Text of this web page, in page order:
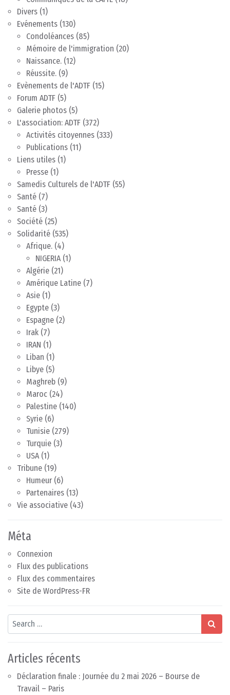
Divers (1)
Evénements (130)
Condoléances (85)
Mémoire de l'immigration (20)
Naissance. (12)
Réussite. (9)
Evènements de l'ADTF (15)
Forum ADTF (5)
Galerie photos (5)
L'association: ADTF (372)
Activités citoyennes (333)
Publications (11)
Liens utiles (1)
Presse (1)
Samedis Culturels de l'ADTF (55)
Santé (7)
Santé (3)
Société (25)
Solidarité (535)
Afrique. (4)
NIGERIA(1)
Algérie (21)
Amérique Latine (7)
Asie (1)
Egypte (3)
Espagne (2)
Irak (7)
IRAN (1)
Liban (1)
Libye (5)
Maghreb (9)
Maroc (24)
Palestine (140)
Syrie (6)
Tunisie (279)
Turquie (3)
USA(1)
Tribune (19)
Humeur (6)
Partenaires (13)
Vie associative (43)
Méta
Connexion
Flux des publications
Flux des commentaires
Site de WordPress-FR
Search
Articles récents
Déclaration finale : Journée du 2 mai 2026 – Bourse de
Travail – Paris